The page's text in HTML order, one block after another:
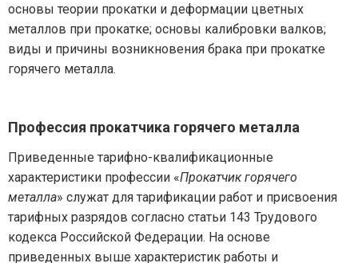
основы теории прокатки и деформации цветных
металлов при прокатке; основы калибровки валков;
виды и причины возникновения брака при прокатке
горячего металла.
Профессия прокатчика горячего металла
Приведенные тарифно-квалификационные
характеристики профессии «Прокатчик горячего
металла» служат для тарификации работ и присвоения
тарифных разрядов согласно статьи 143 Трудового
кодекса Российской Федерации. На основе
приведенных выше характеристик работы и